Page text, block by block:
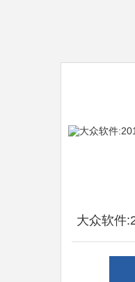
大众软件